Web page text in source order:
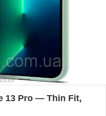
13 Pro — Thin Fit,